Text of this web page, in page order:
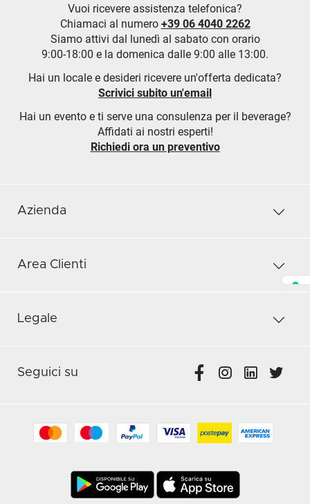
Vuoi ricevere assistenza telefonica?
Chiamaci al numero +39 06 4040 2262
Siamo attivi dal lunedì al sabato con orario
9:00-18:00 e la domenica dalle 9:00 alle 13:00.
Hai un locale e desideri ricevere un'offerta dedicata?
Scrivici subito un'email
Hai un evento e ti serve una consulenza per il beverage?
Affidati ai nostri esperti!
Richiedi ora un preventivo
Azienda
Area Clienti
Legale
Seguici su